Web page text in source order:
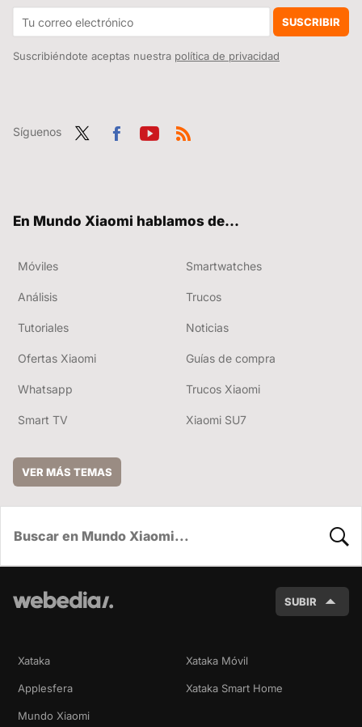
Este avance de Xiaomi lo cambia todo: sus robots ya pueden diseñar su propio entrenamiento sin intervención humana
SUSCRIBIR
Suscribiéndote aceptas nuestra política de privacidad
Síguenos
En Mundo Xiaomi hablamos de...
Móviles Smartwatches
Análisis Trucos
Tutoriales Noticias
Ofertas Xiaomi Guías de compra
Whatsapp Trucos Xiaomi
Smart TV Xiaomi SU7
VER MÁS TEMAS
SUBIR
Xataka Xataka Móvil
Applesfera Xataka Smart Home
Mundo Xiaomi